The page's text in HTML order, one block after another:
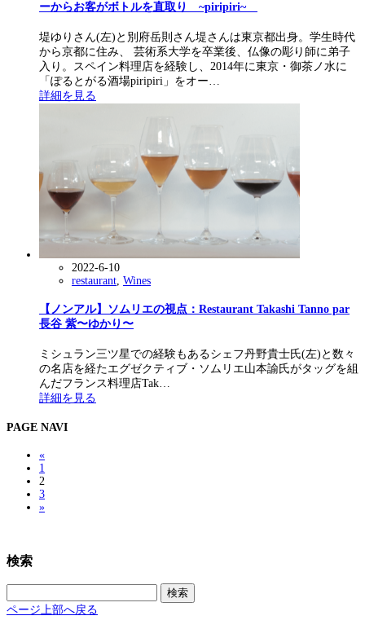
ーからお客がボトルを直取り ~piripiri~
堤ゆりさん(左)と別府岳則さん堤さんは東京都出身。学生時代
から京都に住み、 芸術系大学を卒業後、仏像の彫り師に弟子
入り。スペイン料理店を経験し、2014年に東京・御茶ノ水に
「ぽるとがる酒場piripiri」をオー…
詳細を見る
2022-6-10
restaurant Wines
【ノンアル】ソムリエの視点：Restaurant Takashi Tanno par
長谷 紫〜ゆかり〜
ミシュラン三ツ星での経験もあるシェフ丹野貴士氏(左)と数々
の名店を経たエグゼクティブ・ソムリエ山本諭氏がタッグを組
んだフランス料理店Tak…
詳細を見る
PAGE NAVI
«
1
2
3
»
検索
索:
ページ上部へ戻る